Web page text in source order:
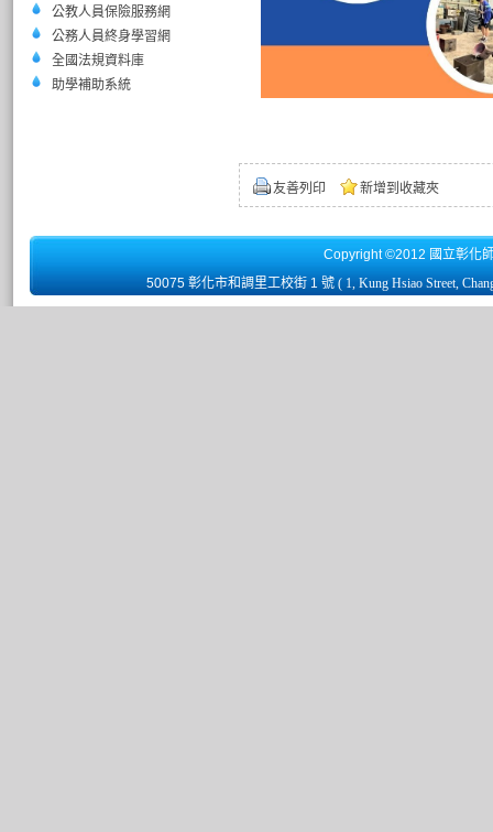
公教人員保險服務網
公務人員終身學習網
全國法規資料庫
助學補助系統
友善列印 新增到收藏夾
Copyright ©2012 國立彰化
50075 彰化市和調里工校街 1 號 ( 1, Kung Hsiao Street,